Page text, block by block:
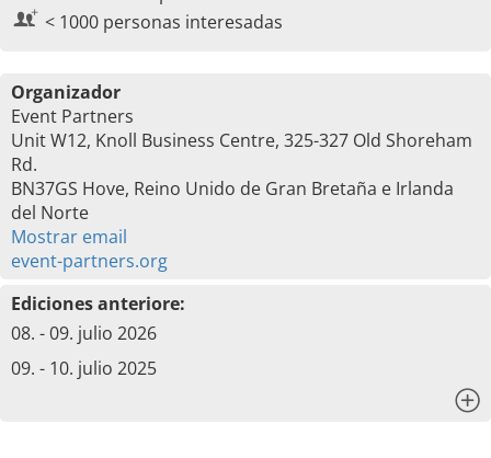
< 1000 personas interesadas
Organizador
Event Partners
Unit W12, Knoll Business Centre, 325-327 Old Shoreham
Rd.
BN37GS Hove, Reino Unido de Gran Bretaña e Irlanda
del Norte
Mostrar email
event-partners.org
Ediciones anteriore:
08. - 09. julio 2026
09. - 10. julio 2025